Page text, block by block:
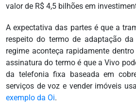
valor de R$ 4,5 bilhões em
A expectativa das partes é que a
respeito do termo de adaptação
regime aconteça rapidamente
assinatura do termo é que a Vivo
da telefonia fixa baseada em
serviços de voz e vender imóveis
exemplo da Oi.